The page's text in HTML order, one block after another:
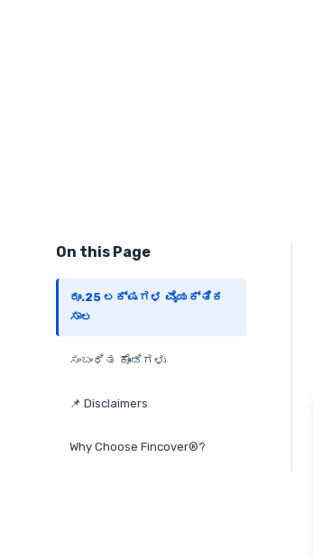
On this Page
ರೂ.25 ಲಕ್ಷಗಳ ವೈಯಕ್ತಿಕ
ಸಾಲ
ಸಂಬಂಧಿತ ಕೊಂಡಿಗಳು
📌 Disclaimers
Why Choose Fincover®?